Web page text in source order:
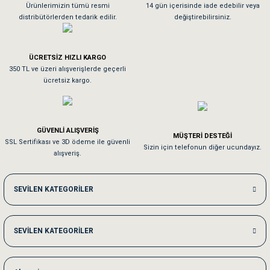
As**** Tu******
Tavşanım kafesinin kalitesine ve paketlemesine bayıldım
Sa**** On******
Kedilerim beğeniyorlar. Memnunuz. Uygun fiyatta olması iyi.
Me***** Ya******
Akşam verdiğim sipariş bir sonraki gün elime ulaştı. Jack russell köpeğim
Ka***** Ar******
Ürünlerimizin tümü resmi
distribütörlerden tedarik edilir.
14 gün içerisinde iade edebilir veya
değiştirebilirsiniz.
ÜCRETSİZ HIZLI KARGO
350 TL ve üzeri alışverişlerde geçerli
ücretsiz kargo.
GÜVENLİ ALIŞVERİŞ
SSL Sertifikası ve 3D ödeme ile güvenli
alışveriş.
MÜŞTERİ DESTEĞİ
Sizin için telefonun diğer ucundayız.
SEVİLEN KATEGORİLER
SEVİLEN KATEGORİLER